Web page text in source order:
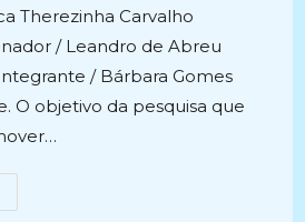
Therezinha Carvalho
/ Leandro de Abreu
/ Bárbara Gomes
O objetivo da pesquisa que